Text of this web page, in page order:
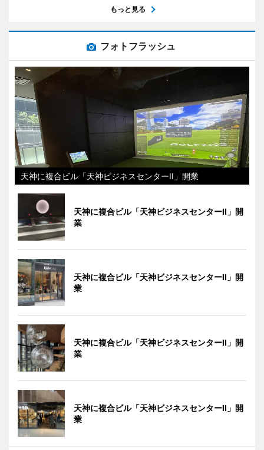
もっと見る
フォトフラッシュ
天神に複合ビル「天神ビジネスセンターII」開業
天神に複合ビル「天神ビジネスセンターII」開
業
天神に複合ビル「天神ビジネスセンターII」開
業
天神に複合ビル「天神ビジネスセンターII」開
業
天神に複合ビル「天神ビジネスセンターII」開
業